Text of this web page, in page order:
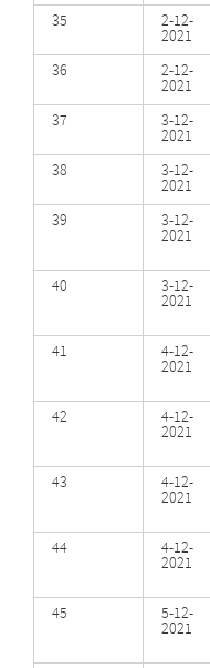
35
2-12-
2021
36
2-12-
2021
37
3-12-
2021
38
3-12-
2021
39
3-12-
2021
40
3-12-
2021
41
4-12-
2021
42
4-12-
2021
43
4-12-
2021
44
4-12-
2021
45
5-12-
2021